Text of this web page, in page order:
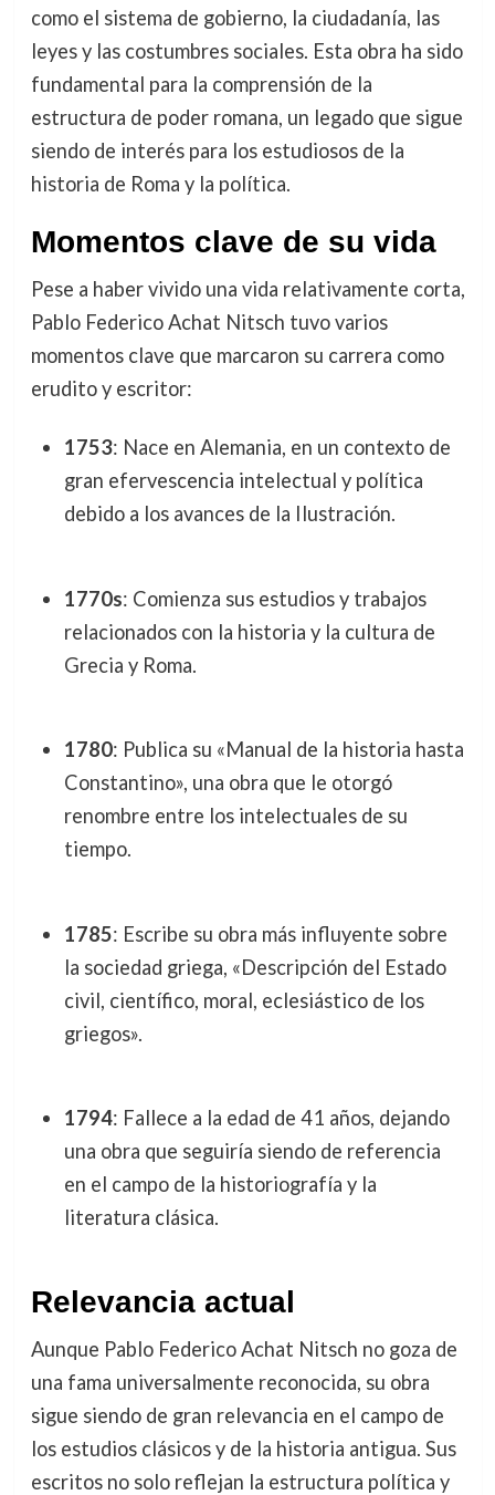
como el sistema de gobierno, la ciudadanía, las
leyes y las costumbres sociales. Esta obra ha sido
fundamental para la comprensión de la
estructura de poder romana, un legado que sigue
siendo de interés para los estudiosos de la
historia de Roma y la política.
Momentos clave de su vida
Pese a haber vivido una vida relativamente corta,
Pablo Federico Achat Nitsch tuvo varios
momentos clave que marcaron su carrera como
erudito y escritor:
1753: Nace en Alemania, en un contexto de
gran efervescencia intelectual y política
debido a los avances de la Ilustración.
1770s: Comienza sus estudios y trabajos
relacionados con la historia y la cultura de
Grecia y Roma.
1780: Publica su «Manual de la historia hasta
Constantino», una obra que le otorgó
renombre entre los intelectuales de su
tiempo.
1785: Escribe su obra más influyente sobre
la sociedad griega, «Descripción del Estado
civil, científico, moral, eclesiástico de los
griegos».
1794: Fallece a la edad de 41 años, dejando
una obra que seguiría siendo de referencia
en el campo de la historiografía y la
literatura clásica.
Relevancia actual
Aunque Pablo Federico Achat Nitsch no goza de
una fama universalmente reconocida, su obra
sigue siendo de gran relevancia en el campo de
los estudios clásicos y de la historia antigua. Sus
escritos no solo reflejan la estructura política y